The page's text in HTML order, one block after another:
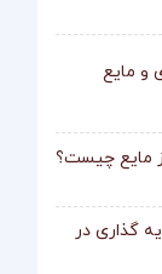
و مایع
مایع چیست؟
گذاری در